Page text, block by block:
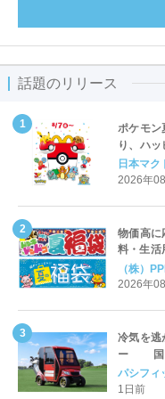
話題のリリース
ポケモン
り、ハ
定登場
日本マク
2026年
物価高に
料・生活
「夏福
（株）
2026年
冷気を逃
ー 国内
Cart（
パシフィ
1日前